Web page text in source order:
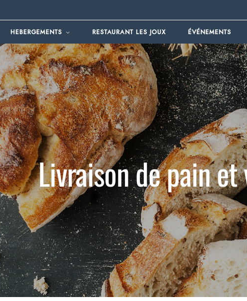
HEBERGEMENTS RESTAURANT LES JOUX ÉVÉNEMENTS
Livraison de pain